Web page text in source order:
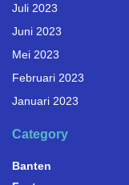
Juli 2023
Juni 2023
Mei 2023
Februari 2023
Januari 2023
Category
Banten